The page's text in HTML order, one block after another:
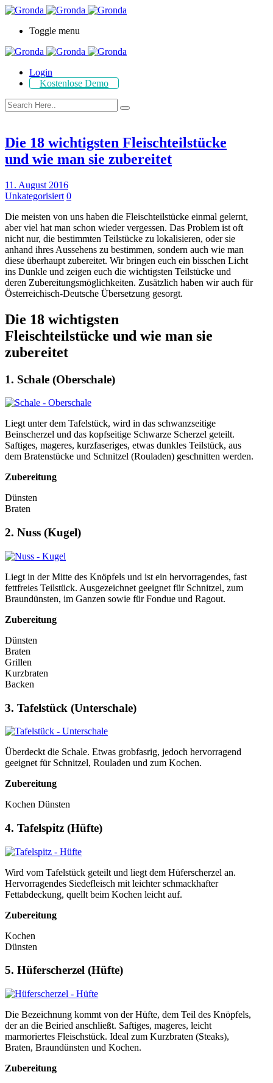
Toggle menu
Login
Kostenlose Demo
Die 18 wichtigsten Fleischteilstücke
und wie man sie zubereitet
11. August 2016
Unkategorisiert 0
Die meisten von uns haben die Fleischteilstücke einmal gelernt,
aber viel hat man schon wieder vergessen. Das Problem ist oft
nicht nur, die bestimmten Teilstücke zu lokalisieren, oder sie
anhand ihres Aussehens zu bestimmen, sondern auch wie man
diese überhaupt zubereitet. Wir bringen euch ein bisschen Licht
ins Dunkle und zeigen euch die wichtigsten Teilstücke und
deren Zubereitungsmöglichkeiten. Zusätzlich haben wir auch für
Österreichisch-Deutsche Übersetzung gesorgt.
Die 18 wichtigsten
Fleischteilstücke und wie man sie
zubereitet
1. Schale (Oberschale)
Liegt unter dem Tafelstück, wird in das schwanzseitige
Beinscherzel und das kopfseitige Schwarze Scherzel geteilt.
Saftiges, mageres, kurzfaseriges, etwas dunkles Teilstück, aus
dem Bratenstücke und Schnitzel (Rouladen) geschnitten werden.
Zubereitung
Dünsten
Braten
2. Nuss (Kugel)
Liegt in der Mitte des Knöpfels und ist ein hervorragendes, fast
fettfreies Teilstück. Ausgezeichnet geeignet für Schnitzel, zum
Braundünsten, im Ganzen sowie für Fondue und Ragout.
Zubereitung
Dünsten
Braten
Grillen
Kurzbraten
Backen
3. Tafelstück (Unterschale)
Überdeckt die Schale. Etwas grobfasrig, jedoch hervorragend
geeignet für Schnitzel, Rouladen und zum Kochen.
Zubereitung
Kochen Dünsten
4. Tafelspitz (Hüfte)
Wird vom Tafelstück geteilt und liegt dem Hüferscherzel an.
Hervorragendes Siedefleisch mit leichter schmackhafter
Fettabdeckung, quellt beim Kochen leicht auf.
Zubereitung
Kochen
Dünsten
5. Hüferscherzel (Hüfte)
Die Bezeichnung kommt von der Hüfte, dem Teil des Knöpfels,
der an die Beiried anschließt. Saftiges, mageres, leicht
marmoriertes Fleischstück. Ideal zum Kurzbraten (Steaks),
Braten, Braundünsten und Kochen.
Zubereitung